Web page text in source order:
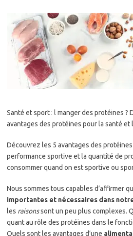
Santé et sport : l manger des protéines ?
avantages des protéines pour la santé et
Découvrez les 5 avantages des
performance sportive et la quantité de
consommer quand on est sportive ou
Nous sommes tous capables d’affirmer
importantes et nécessaires dans
les raisonssont un peu plus complexes.
quant au rôle des protéines dans le
Quels sont les avantages d’une